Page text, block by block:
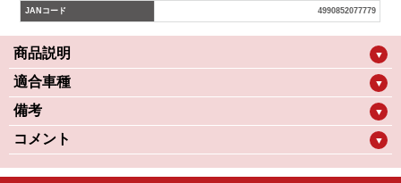
JANコード 4990852077779
商品説明 ▼
適合車種 ▼
備考 ▼
コメント ▼